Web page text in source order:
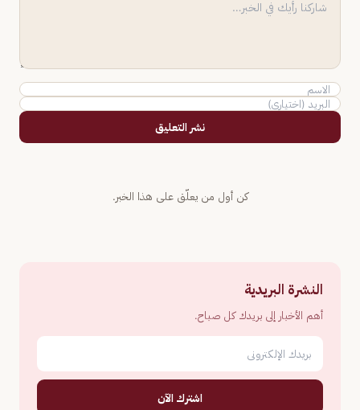
نشر التعليق
كن أول من يعلّق على هذا الخبر.
النشرة البريدية
أهم الأخبار إلى بريدك كل صباح.
اشترك الآن